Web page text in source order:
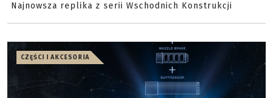
Najnowsza replika z serii Wschodnich Konstrukcji
CZĘŚCI I AKCESORIA